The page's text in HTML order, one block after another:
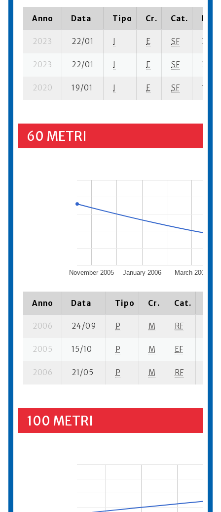
Anno Data Tipo Cr. Cat.
2023 22/01 I E SF 3 ba-
2023 22/01 I E SF 3 fi- 1
2020 19/01 I E SF 1 ba-
60 METRI
November 2005 January 2006 March 2006
Anno Data Tipo Cr. Cat.
2006 24/09 P M RF
2005 15/10 P M EF
2006 21/05 P M RF
100 METRI